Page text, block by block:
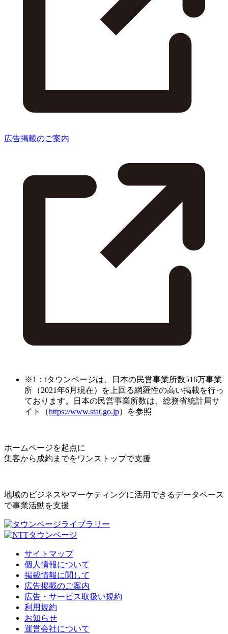
広告掲載のご案内
※1：iタウンページは、日本の民営事業所数516万事業
所（2021年6月現在）を上回る網羅性の高い掲載を行っ
ております。日本の民営事業所数は、総務省統計局サ
イト（https://www.stat.go.jp）を参照
ホームページを起点に
集客から成約までをワンストップで支援
地域のビジネスやマーケティングに活用できるデータベース
で事業活動を支援
サイトマップ
個人情報について
掲載情報に関して
広告掲載のご案内
広告・サービス取扱い規約
利用規約
お知らせ
運営会社について